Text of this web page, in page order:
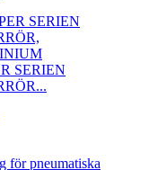
SERIEN